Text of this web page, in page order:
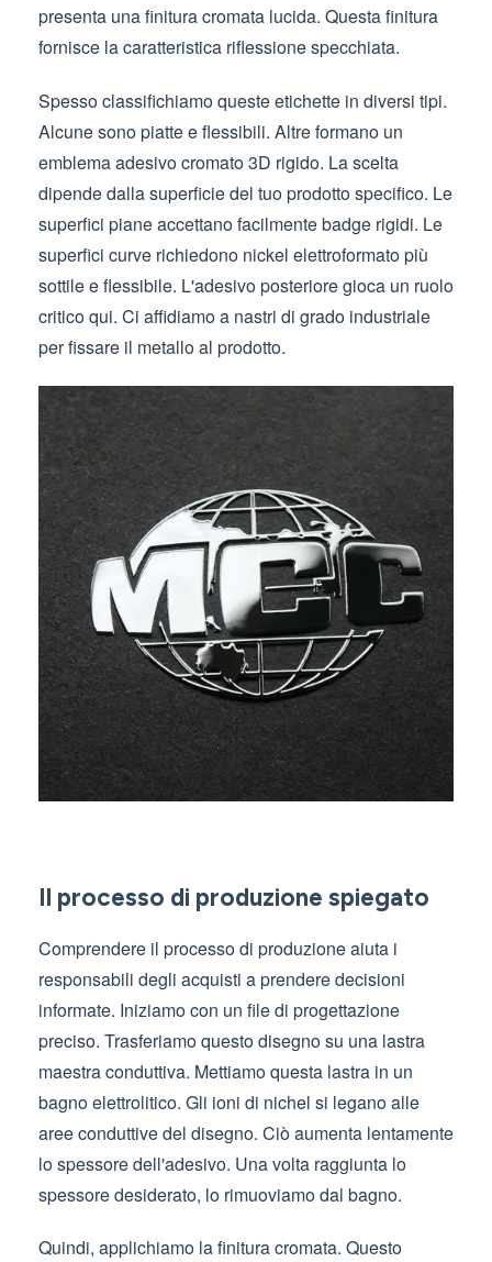
presenta una finitura cromata lucida. Questa finitura
fornisce la caratteristica riflessione specchiata.
Spesso classifichiamo queste etichette in diversi tipi.
Alcune sono piatte e flessibili. Altre formano un
emblema adesivo cromato 3D rigido. La scelta
dipende dalla superficie del tuo prodotto specifico. Le
superfici piane accettano facilmente badge rigidi. Le
superfici curve richiedono nickel elettroformato più
sottile e flessibile. L'adesivo posteriore gioca un ruolo
critico qui. Ci affidiamo a nastri di grado industriale
per fissare il metallo al prodotto.
Il processo di produzione spiegato
Comprendere il processo di produzione aiuta i
responsabili degli acquisti a prendere decisioni
informate. Iniziamo con un file di progettazione
preciso. Trasferiamo questo disegno su una lastra
maestra conduttiva. Mettiamo questa lastra in un
bagno elettrolitico. Gli ioni di nichel si legano alle
aree conduttive del disegno. Ciò aumenta lentamente
lo spessore dell'adesivo. Una volta raggiunta lo
spessore desiderato, lo rimuoviamo dal bagno.
Quindi, applichiamo la finitura cromata. Questo